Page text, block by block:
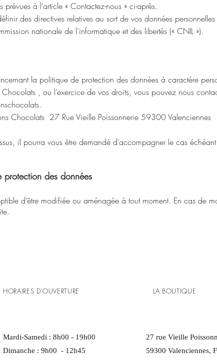
prévues à l’article « Contactez-nous » ci-après.
des directives relatives au sort de vos données
nationale de l’informatique et des libertés (« CNIL »).
la politique de protection des données à caractère
, ou l’exercice de vos droits, vous pouvez nous
Chocolats 27 Rue Vieille Poissonnerie 59300 Valenciennes
il pourra vous être demandé d’accompagner le cas
des données
d’être modifiée ou aménagée à tout moment. En cas de
HORAIRES D'OUVERTURE
Mardi-Samedi : 8h00 - 19h00
Dimanche : 9h00 - 12h45
LA BOUTIQUE
27 rue Vieille
59300 Valenciennes,